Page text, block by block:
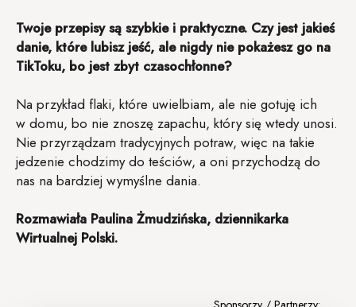
Twoje przepisy są szybkie i praktyczne. Czy jest jakieś
danie, które lubisz jeść, ale nigdy nie pokażesz go na
TikToku, bo jest zbyt czasochłonne?
Na przykład flaki, które uwielbiam, ale nie gotuję ich
w domu, bo nie znoszę zapachu, który się wtedy unosi.
Nie przyrządzam tradycyjnych potraw, więc na takie
jedzenie chodzimy do teściów, a oni przychodzą do
nas na bardziej wymyślne dania.
Rozmawiała Paulina Żmudzińska, dziennikarka
Wirtualnej Polski.